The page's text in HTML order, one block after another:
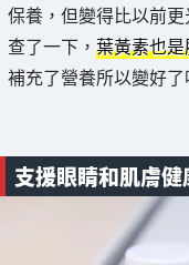
保養，但變得比以前
查了一下， 葉黃素也
補充了營養所以變好了
支援眼睛和肌膚